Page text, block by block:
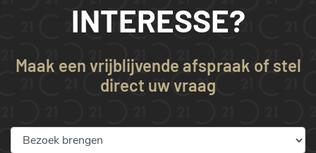
INTERESSE?
Maak een vrijblijvende afspraak of stel
direct uw vraag